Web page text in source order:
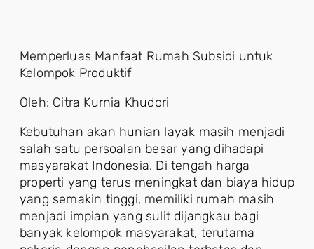
Memperluas Manfaat Rumah Subsidi untuk
Kelompok Produktif
Oleh: Citra Kurnia Khudori
Kebutuhan akan hunian layak masih menjadi
salah satu persoalan besar yang dihadapi
masyarakat Indonesia. Di tengah harga
properti yang terus meningkat dan biaya hidup
yang semakin tinggi, memiliki rumah masih
menjadi impian yang sulit dijangkau bagi
banyak kelompok masyarakat, terutama